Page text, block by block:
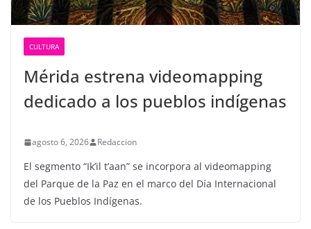
CULTURA
Mérida estrena videomapping
dedicado a los pueblos indígenas
agosto 6, 2026 Redaccion
El segmento “Ik’il t’aan” se incorpora al videomapping
del Parque de la Paz en el marco del Día Internacional
de los Pueblos Indígenas.